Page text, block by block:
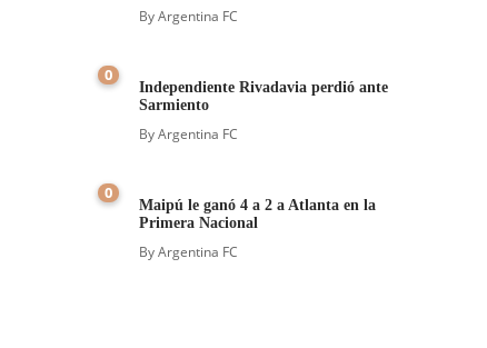
ByArgentina FC
0
Independiente Rivadavia perdió ante
Sarmiento
ByArgentina FC
0
Maipú le ganó 4 a 2 a Atlanta en la
Primera Nacional
ByArgentina FC